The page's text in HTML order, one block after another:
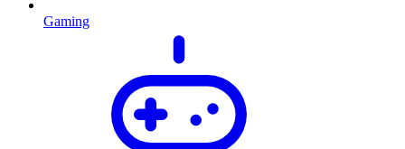
Gaming